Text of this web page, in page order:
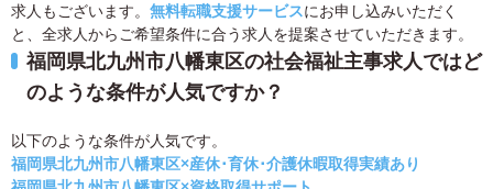
求人もございます。 無料転職支援サービスにお申し込みいただく
と、全求人からご希望条件に合う求人を提案させていただきます。
福岡県北九州市八幡東区の社会福祉主事求人ではど
のような条件が人気ですか？
以下のような条件が人気です。
福岡県北九州市八幡東区×産休･育休･介護休暇取得実績あり